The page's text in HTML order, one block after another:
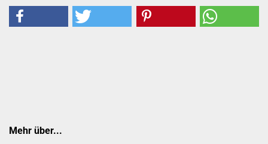
Mehr über...